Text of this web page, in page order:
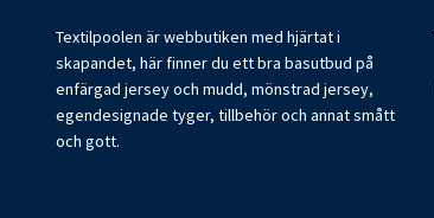
Textilpoolen är webbutiken med hjärtat i
skapandet, här finner du ett bra basutbud på
enfärgad jersey och mudd, mönstrad jersey,
egendesignade tyger, tillbehör och annat smått
och gott.